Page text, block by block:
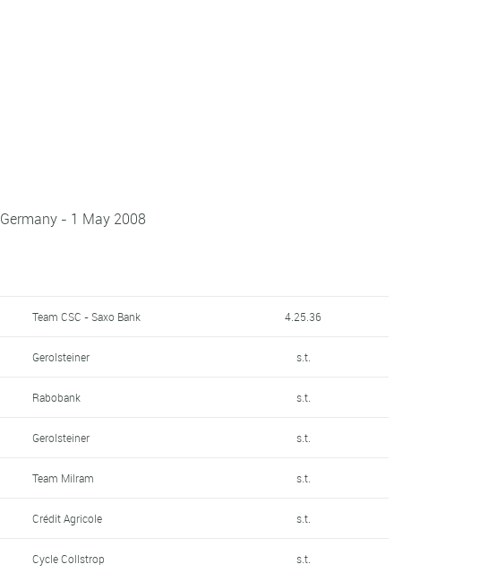
Germany - 1 May 2008
Team CSC - Saxo Bank 4.25.36
Gerolsteiner s.t.
Rabobank s.t.
Gerolsteiner s.t.
Team Milram s.t.
Crédit Agricole s.t.
Cycle Collstrop s.t.